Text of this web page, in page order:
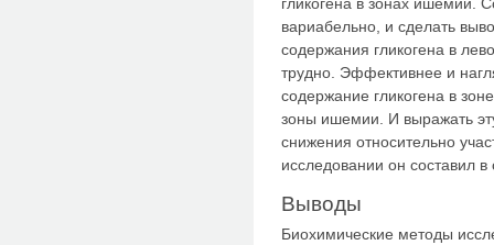
вариабельно, и сделать
содержания гликогена в
трудно. Эффективнее и
содержание гликогена в
зоны ишемии. И выражать
снижения относительно
исследовании он составил
Выводы
Биохимические методы